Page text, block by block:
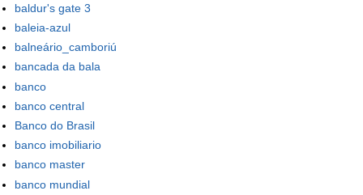
baldur's gate 3
baleia-azul
balneário_camboriú
bancada da bala
banco
banco central
Banco do Brasil
banco imobiliario
banco master
banco mundial